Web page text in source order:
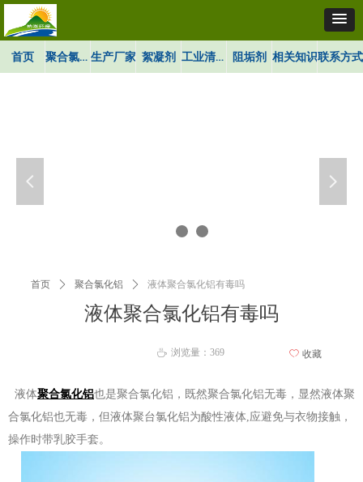
首页 聚合氯化铝 生产厂家 絮凝剂 工业清洗剂 阻垢剂 相关知识联系方式
넳 넲
液体聚合氯化铝有毒吗
首页 ꄲ 聚合氯化铝 ꄲ 液体聚合氯化铝有毒吗
液体聚合氯化铝也是聚合氯化铝，既然聚合氯化铝无毒，显然液体聚
合氯化铝也无毒，但液体聚台氯化铝为酸性液体,应避免与衣物接触，
操作时带乳胶手套。
ꄘ 浏览量： 369 ꄀ 收藏